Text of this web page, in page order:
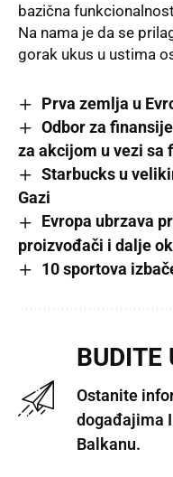
bazična
Na nama je da se
gorak ukus u ustima
Prva zemlja u
Odbor za
za akcijom u vezi sa
Starbucks u
Gazi
Evropa ubrzava
proizvođači i dalje
10 sportova
BUDITE
Ostanite
događajima
Balkanu.